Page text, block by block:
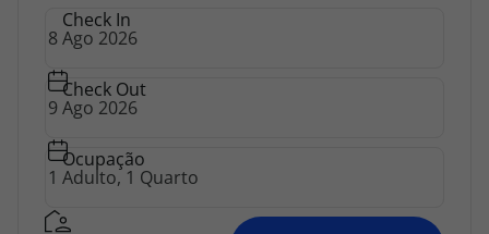
Check In
Check Out
Ocupação